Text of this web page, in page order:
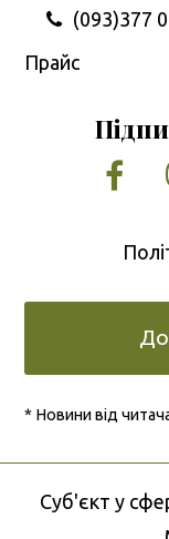
(093)377
Прайс
* Новини від
Cуб'єкт у